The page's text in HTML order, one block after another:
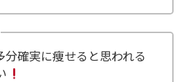
確実に痩せると思われる